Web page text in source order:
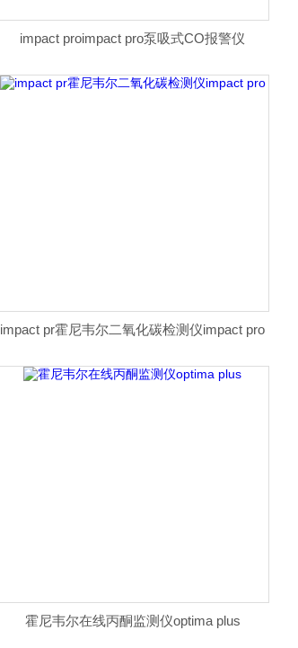
impact proimpact pro泵吸式CO报警仪
impact pr霍尼韦尔二氧化碳检测仪impact pro
霍尼韦尔在线丙酮监测仪optima plus